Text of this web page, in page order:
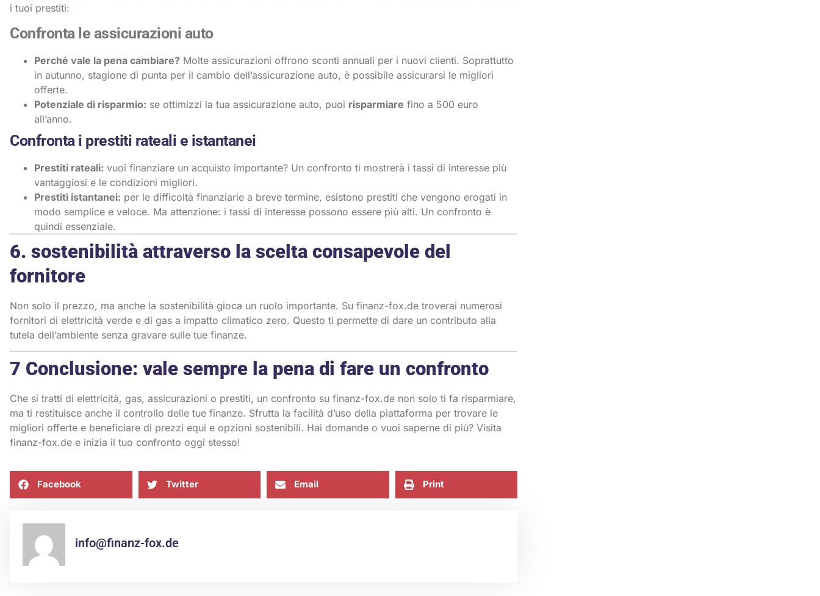
i tuoi prestiti:
Confronta le assicurazioni auto
Perché vale la pena cambiare? Molte assicurazioni offrono sconti annuali per i nuovi clienti. Soprattutto
in autunno, stagione di punta per il cambio dell’assicurazione auto, è possibile assicurarsi le migliori
offerte.
Potenziale di risparmio: se ottimizzi la tua assicurazione auto, puoi risparmiare fino a 500 euro
all’anno.
Confronta i prestiti rateali e istantanei
Prestiti rateali: vuoi finanziare un acquisto importante? Un confronto ti mostrerà i tassi di interesse più
vantaggiosi e le condizioni migliori.
Prestiti istantanei: per le difficoltà finanziarie a breve termine, esistono prestiti che vengono erogati in
modo semplice e veloce. Ma attenzione: i tassi di interesse possono essere più alti. Un confronto è
quindi essenziale.
6. sostenibilità attraverso la scelta consapevole del
fornitore
Non solo il prezzo, ma anche la sostenibilità gioca un ruolo importante. Su finanz-fox.de troverai numerosi
fornitori di elettricità verde e di gas a impatto climatico zero. Questo ti permette di dare un contributo alla
tutela dell’ambiente senza gravare sulle tue finanze.
7 Conclusione: vale sempre la pena di fare un confronto
Che si tratti di elettricità, gas, assicurazioni o prestiti, un confronto su finanz-fox.de non solo ti fa risparmiare,
ma ti restituisce anche il controllo delle tue finanze. Sfrutta la facilità d’uso della piattaforma per trovare le
migliori offerte e beneficiare di prezzi equi e opzioni sostenibili. Hai domande o vuoi saperne di più? Visita
finanz-fox.de e inizia il tuo confronto oggi stesso!
Facebook Twitter Email Print
info@finanz-fox.de